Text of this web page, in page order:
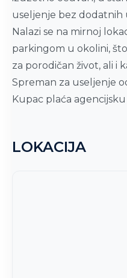
useljenje bez dodatnih
Nalazi se na mirnoj
parkingom u okolini,
za porodičan život, ali i
Spreman za useljenje
Kupac plaća
LOKACIJA